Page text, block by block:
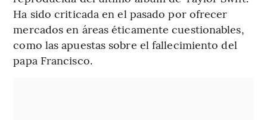
Ha sido criticada en el pasado por ofrecer
mercados en áreas éticamente cuestionables,
como las apuestas sobre el fallecimiento del
papa Francisco.